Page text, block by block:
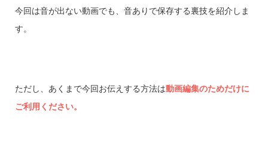
今回は音が出ない動画でも、音ありで保存する裏技を紹介しま
す。
ただし、あくまで今回お伝えする方法は動画編集のためだけに
ご利用ください。